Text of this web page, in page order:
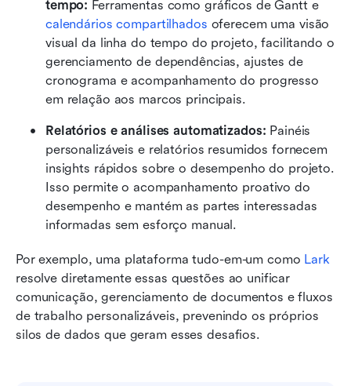
tempo:
Ferramentas como gráficos de Gantt e
calendários compartilhados oferecem uma visão
visual da linha do tempo do projeto, facilitando o
gerenciamento de dependências, ajustes de
cronograma e acompanhamento do progresso
em relação aos marcos principais.
Relatórios e análises automatizados: Painéis
personalizáveis e relatórios resumidos fornecem
insights rápidos sobre o desempenho do projeto.
Isso permite o acompanhamento proativo do
desempenho e mantém as partes interessadas
informadas sem esforço manual.
Por exemplo, uma plataforma tudo-em-um como Lark
resolve diretamente essas questões ao unificar
comunicação, gerenciamento de documentos e fluxos
de trabalho personalizáveis, prevenindo os próprios
silos de dados que geram esses desafios.